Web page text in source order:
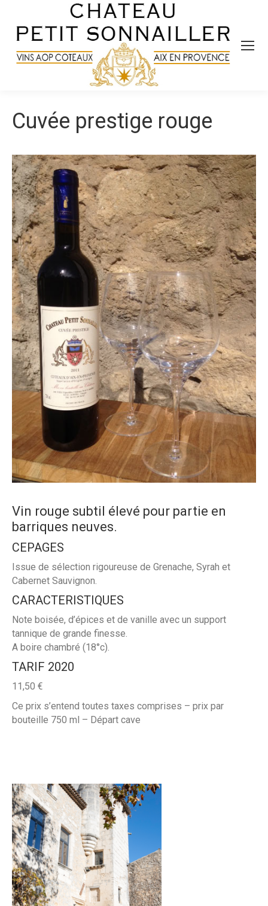
Cuvée prestige rouge
Vin rouge subtil élevé pour partie en
barriques neuves.
CEPAGES
Issue de sélection rigoureuse de Grenache, Syrah et
Cabernet Sauvignon.
CARACTERISTIQUES
Note boisée, d’épices et de vanille avec un support
tannique de grande finesse.
A boire chambré (18°c).
TARIF 2020
11,50 €
Ce prix s’entend toutes taxes comprises – prix par
bouteille 750 ml – Départ cave